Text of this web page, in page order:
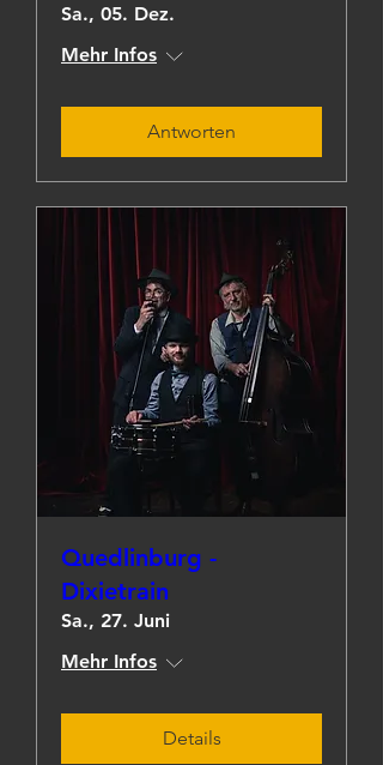
Sa., 05. Dez.
Mehr Infos
Antworten
Quedlinburg -
Dixietrain
Sa., 27. Juni
Mehr Infos
Details